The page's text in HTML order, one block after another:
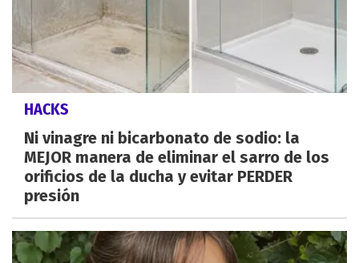
HACKS
Ni vinagre ni bicarbonato de sodio: la
MEJOR manera de eliminar el sarro de los
orificios de la ducha y evitar PERDER
presión